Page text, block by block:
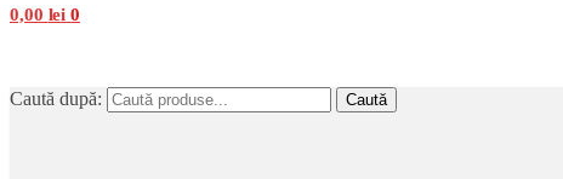
0,00 lei 0
Caută după: Caută